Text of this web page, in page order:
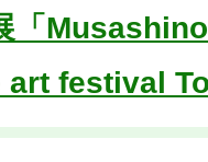
「
art festival